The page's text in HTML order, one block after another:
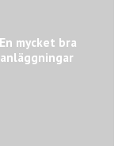
mycket bra